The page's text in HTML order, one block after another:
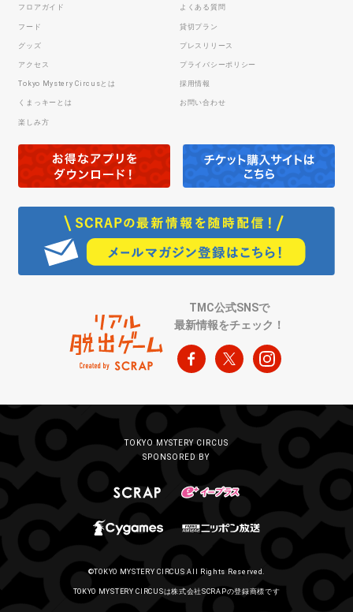
フロアガイド
フード
グッズ
アクセス
Tokyo Mystery Circusとは
くまっキーとは
楽しみ方
よくある質問
貸切プラン
プレスリリース
プライバシーポリシー
採用情報
お問い合わせ
TMC公式SNSで
最新情報をチェック！
TOKYO MYSTERY CIRCUS
SPONSORED BY
©TOKYO MYSTERY CIRCUS All Rights Reserved.
TOKYO MYSTERY CIRCUSは株式会社SCRAPの登録商標です